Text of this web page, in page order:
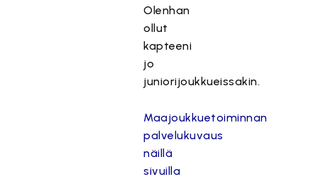
Olenhan
ollut
kapteeni
jo
juniorijoukkueissakin.
Maajoukkuetoiminnan
palvelukuvaus
näillä
sivuilla